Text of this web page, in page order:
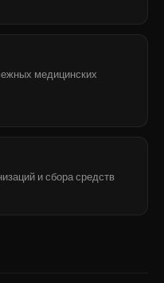
медицинских
и сбора средств